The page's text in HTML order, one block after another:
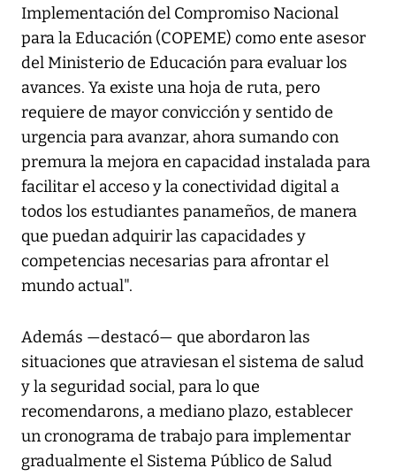
Implementación del Compromiso Nacional
para la Educación (COPEME) como ente asesor
del Ministerio de Educación para evaluar los
avances. Ya existe una hoja de ruta, pero
requiere de mayor convicción y sentido de
urgencia para avanzar, ahora sumando con
premura la mejora en capacidad instalada para
facilitar el acceso y la conectividad digital a
todos los estudiantes panameños, de manera
que puedan adquirir las capacidades y
competencias necesarias para afrontar el
mundo actual".
Además —destacó— que abordaron las
situaciones que atraviesan el sistema de salud
y la seguridad social, para lo que
recomendarons, a mediano plazo, establecer
un cronograma de trabajo para implementar
gradualmente el Sistema Público de Salud